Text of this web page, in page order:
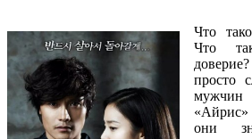
Что
Что
просто
мужчин
они